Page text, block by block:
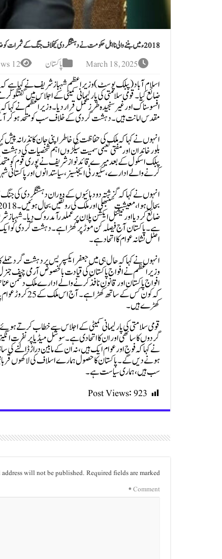
2018ء میں بننے والی نااہل حکومت نے دہشتگردی کیخلاف جنگ کے ثمرات کو ضائع کیا، وزیراعظم
March 18, 2025 پاکستان 12 Views
ضائع کیا۔قومی سلامتی کی پارلیمانی کمیٹی کے اجلاس میں
افسوسناک اور غیر سنجیدہ طرز عمل قرار دیا۔وزیراعظم نے
مقدس امانت ہیں۔ دہشت گردی کے خلاف سب کو متحد ہو کر
انہوں نے کہا کہ ملک کی حفاظت کی خاطر اپنی جان کا نذرانہ
پبلک اسکول کے بعد میرے قائد نواز شریف نے پوری قوم کو متحد
کرنے والے ادارے، سکیورٹی ایجنسیز، سیاستدانوں اور
ضائع کر دیا اور نیشنل ایکشن پلان پر عملدرآمد روک
ہے۔ پاکستان آج فیصلہ کن موڑ پر کھڑا ہے۔دہشت گردی کو ایک
اصل نشانہ عوام کا اتحاد ہے۔
انہوں نے کہا کہ حال ہی میں جعفر ایکسپریس پر دہشت گرد حملے
وزیراعظم نے افواج پاکستان کی قیادت بالخصوص آرمی چیف
افواج پاکستان اور قانون نافذ کرنے والے ادارے ملک دشمن
کہ کون کس کے
کھڑے ہیں۔
قومی سلامتی کی پارلیمانی کمیٹی کے اجلاس سے خطاب کرتے
گردوں کا ساتھی اور ان کا اتحادی ہے۔ سوشل میڈیا پر نفرت
نے کہا کہ فوج اور عوام ایک ہیں، نہ ان کے مابین دراڑ ڈالنے
ہونے دیں گے۔ پاکستان کا حصول ہمارے اسلاف کی لاکھوں
سب ہیں، ہماری سیاست ہے۔
Post Views:923
will not be published.Required fields are marked
Comment
*